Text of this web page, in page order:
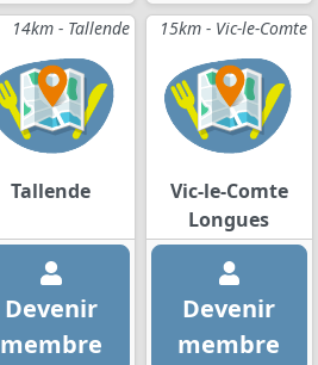
14km - Tallende
Tallende
Devenir
membre
15km - Vic-le-Comte
Vic-le-Comte
Longues
Devenir
membre